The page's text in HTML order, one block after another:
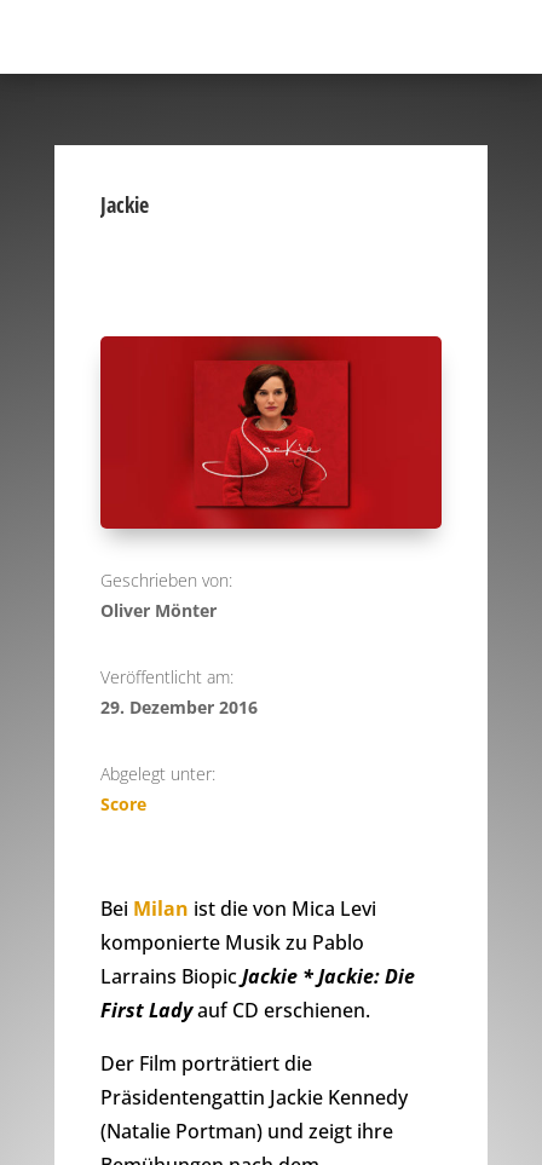
Jackie
Geschrieben von:
Oliver Mönter
Veröffentlicht am:
29. Dezember 2016
Abgelegt unter:
Score
Bei Milan ist die von Mica Levi
komponierte Musik zu Pablo
Larrains BiopicJackie * Jackie: Die
First Ladyauf CD erschienen.
Der Film porträtiert die
Präsidentengattin Jackie Kennedy
(Natalie Portman) und zeigt ihre